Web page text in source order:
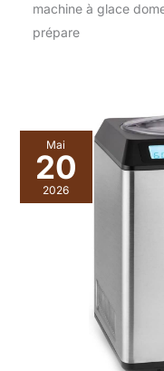
machine à glace
prépare
Mai
20
2026